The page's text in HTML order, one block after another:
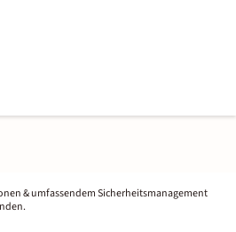
& umfassendem Sicherheitsmanagement